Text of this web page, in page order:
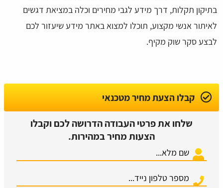
בתיקון תקלות, דרך מידע לגבי מחירים וכלה במציאת דגשים
לאיתור אנשי מקצוע, תוכלו למצוא באתר מידע שיעזור לכם
לבצע סקר שוק מקיף.
קבלו הצעת מחיר מטכנאי
שלחו את פרטי העבודה הדרושה לכם וקבלו
הצעות מחיר במהירות.